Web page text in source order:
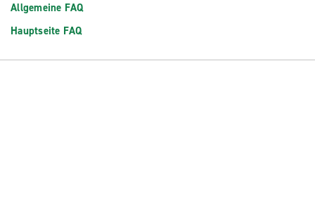
Allgemeine FAQ
Hauptseite FAQ